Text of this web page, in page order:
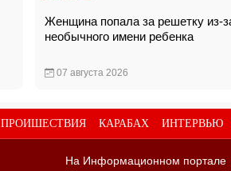
Женщина попала за решетку из-
необычного имени ребенка
07 августа 2026
ПРОИШЕСТВИЯ КАРАБАХ ИНТЕРВЬЮ
На Информационном портале